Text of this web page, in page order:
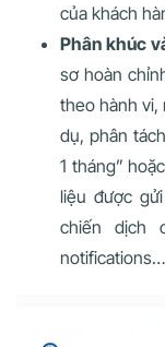
của khách
Phân khúc
sơ hoàn
theo hành vi,
dụ, phân
1 tháng”
liệu được
chiến dịch
notifications…